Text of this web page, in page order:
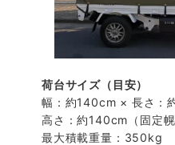
荷台サイズ（目安）
幅：約140cm × 長さ：
高さ：約140cm（固定幌
最大積載重量：350kg